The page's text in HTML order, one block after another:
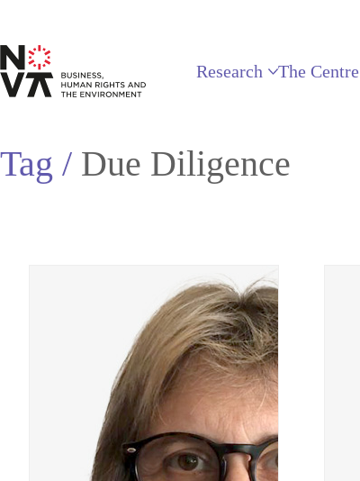
Research The Centre
Tag / Due Diligence